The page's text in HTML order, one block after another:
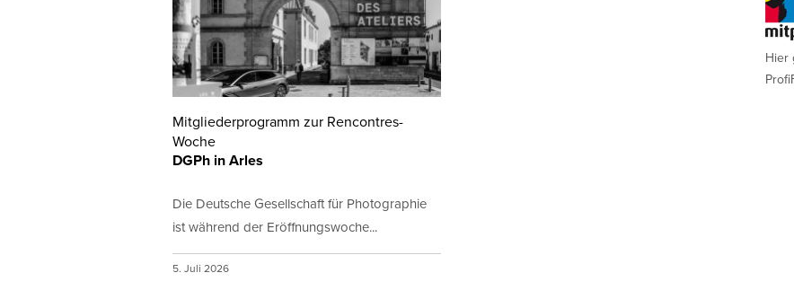
Mitgliederprogramm zur Rencontres-
Woche
DGPh in Arles
Die Deutsche Gesellschaft für Photographie
ist während der Eröffnungswoche...
5. Juli 2026
Hier